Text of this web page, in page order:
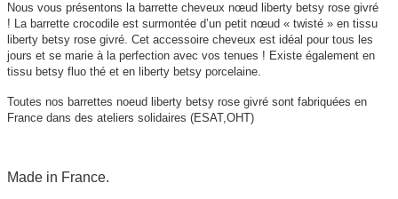
Nous vous présentons la barrette cheveux nœud liberty betsy rose givré
! La barrette crocodile est surmontée d’un petit nœud « twisté » en tissu
liberty betsy rose givré. Cet accessoire cheveux est idéal pour tous les
jours et se marie à la perfection avec vos tenues ! Existe également en
tissu betsy fluo thé et en liberty betsy porcelaine.
Toutes nos barrettes noeud liberty betsy rose givré sont fabriquées en
France dans des ateliers solidaires (ESAT,OHT)
Made in France.